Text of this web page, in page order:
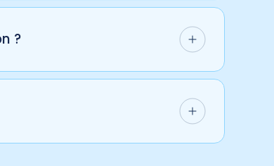
de votre animal et préparer un
?
adapté sera mis en place pour